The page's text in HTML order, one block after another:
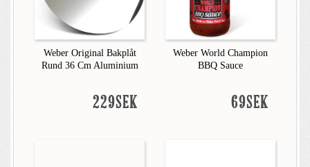
Weber Original Bakplåt
Rund 36 Cm Aluminium
229SEK
Weber World Champion
BBQ Sauce
69SEK